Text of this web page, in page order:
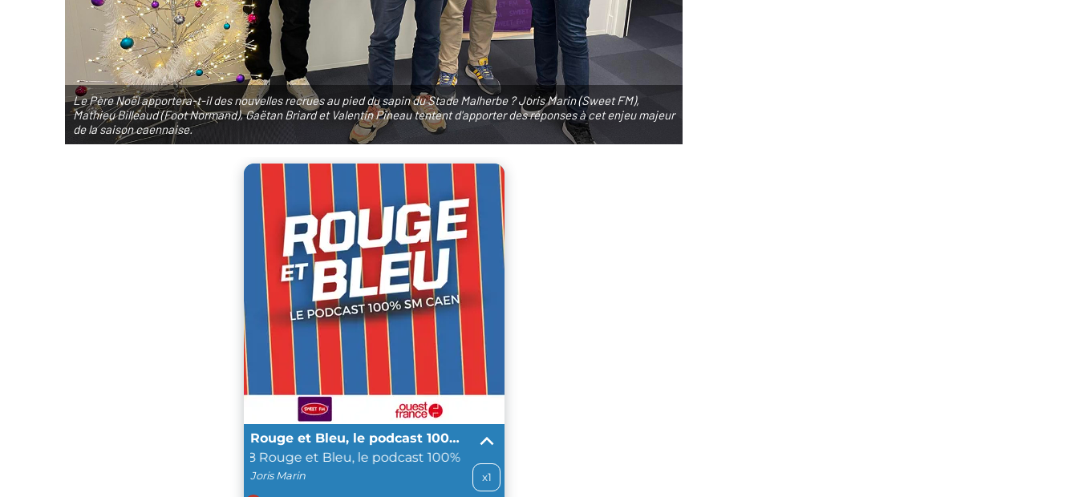
Le Père Noël apportera-t-il des nouvelles recrues au pied du sapin du Stade Malherbe ? Joris Marin (Sweet FM),
Mathieu Billeaud (Foot Normand), Gaëtan Briard et Valentin Pineau tentent d'apporter des réponses à cet enjeu majeur
de la saison caennaise.